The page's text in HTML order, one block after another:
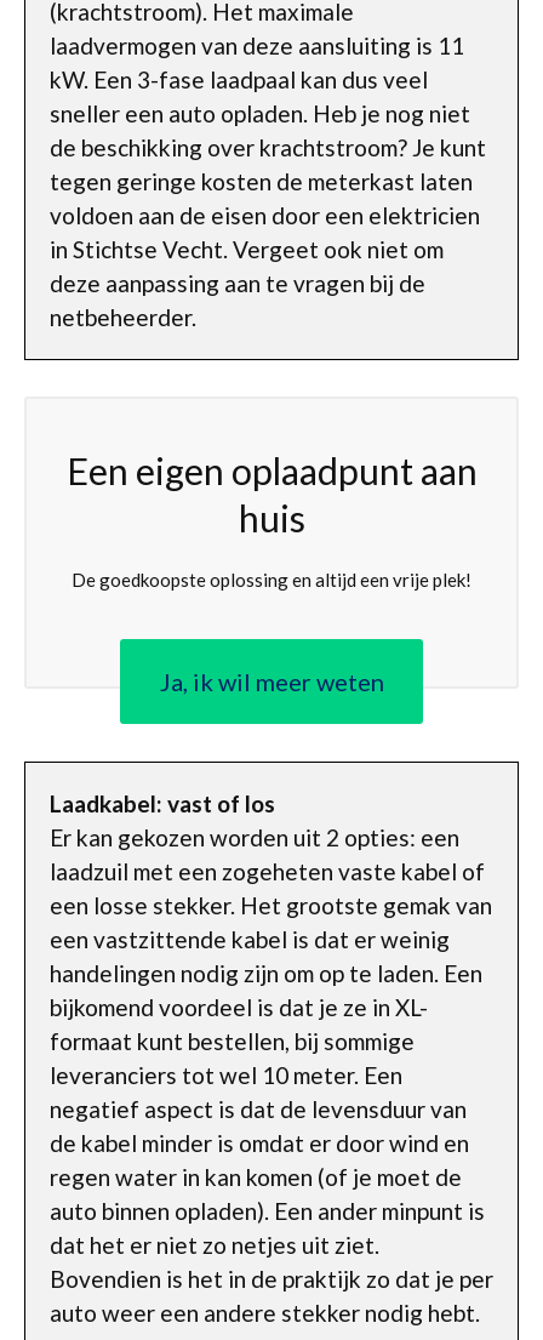
(krachtstroom). Het maximale
laadvermogen van deze aansluiting is 11
kW. Een 3-fase laadpaal kan dus veel
sneller een auto opladen. Heb je nog niet
de beschikking over krachtstroom? Je kunt
tegen geringe kosten de meterkast laten
voldoen aan de eisen door een elektricien
in Stichtse Vecht. Vergeet ook niet om
deze aanpassing aan te vragen bij de
netbeheerder.
Een eigen oplaadpunt aan
huis
De goedkoopste oplossing en altijd een vrije plek!
Ja, ik wil meer weten
Laadkabel: vast of los
Er kan gekozen worden uit 2 opties: een
laadzuil met een zogeheten vaste kabel of
een losse stekker. Het grootste gemak van
een vastzittende kabel is dat er weinig
handelingen nodig zijn om op te laden. Een
bijkomend voordeel is dat je ze in XL-
formaat kunt bestellen, bij sommige
leveranciers tot wel 10 meter. Een
negatief aspect is dat de levensduur van
de kabel minder is omdat er door wind en
regen water in kan komen (of je moet de
auto binnen opladen). Een ander minpunt is
dat het er niet zo netjes uit ziet.
Bovendien is het in de praktijk zo dat je per
auto weer een andere stekker nodig hebt.